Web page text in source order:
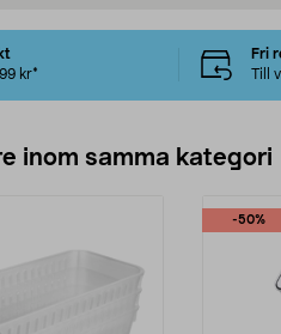
kr*
Fri
Till
inom samma kategori
-50%